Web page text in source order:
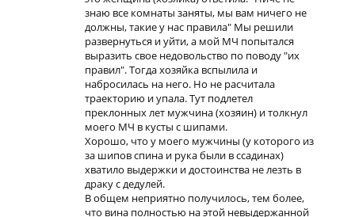
знаю все комнаты заняты, мы вам ничего не
должны, такие у нас правила" Мы решили
развернуться и уйти, а мой МЧ попытался
выразить свое недовольство по поводу "их
правил". Тогда хозяйка вспылила и
набросилась на него. Но не расчитала
траекторию и упала. Тут подлетел
преклонных лет мужчина (хозяин) и толкнул
моего МЧ в кусты с шипами.
Хорошо, что у моего мужчины (у которого из
за шипов спина и рука были в ссадинах)
хватило выдержки и достоинства не лезть в
драку с дедулей.
В общем неприятно получилось, тем более,
что вина полностью на этой невыдержанной